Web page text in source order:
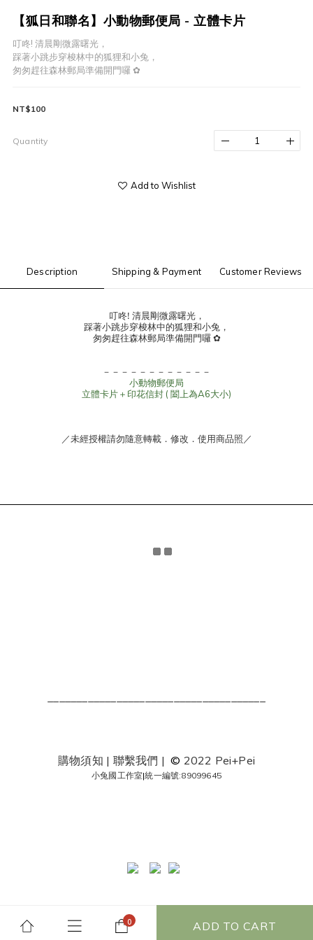
【狐日和聯名】小動物郵便局 - 立體卡片
叮咚! 清晨剛微露曙光，
踩著小跳步穿梭林中的狐狸和小兔，
匆匆趕往森林郵局準備開門囉 ✿
NT$100
Quantity
ADD TO CART
Add to Wishlist
Description Shipping & Payment Customer Reviews
叮咚! 清晨剛微露曙光，
踩著小跳步穿梭林中的狐狸和小兔，
匆匆趕往森林郵局準備開門囉 ✿
－－－－－－－－－－－－
小動物郵便局
立體卡片＋印花信封 ( 闔上為A6大小)
／未經授權請勿隨意轉載．修改．使用商品照／
購物須知 | 聯繫我們 |© 2022 Pei+Pei
小兔國工作室|統一編號:89099645